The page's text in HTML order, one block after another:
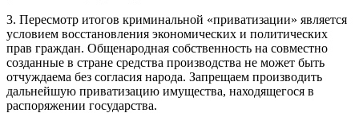
3. Пересмотр итогов криминальной «приватизации» является
условием восстановления экономических и политических
прав граждан. Общенародная собственность на совместно
созданные в стране средства производства не может быть
отчуждаема без согласия народа. Запрещаем производить
дальнейшую приватизацию имущества, находящегося в
распоряжении государства.